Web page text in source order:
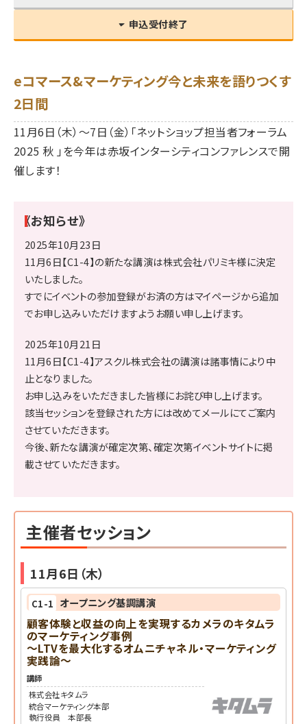
申込受付終了
eコマース&マーケティング今と未来を語りつくす
2日間
11月6日（木）～7日（金）「ネットショップ担当者フォーラム
2025 秋 」を今年は赤坂インターシティコンファレンスで開
催します！
《お知らせ》
2025年10月23日
11月6日【C1-4】の新たな講演は株式会社パリミキ様に決定
いたしました。
すでにイベントの参加登録がお済の方はマイページから追加
でお申し込みいただけますようお願い申し上げます。
2025年10月21日
11月6日【C1-4】アスクル株式会社の講演は諸事情により中
止となりました。
お申し込みをいただきました皆様にお詫び申し上げます。
該当セッションを登録された方には改めてメールにてご案内
させていただきます。
今後、新たな講演が確定次第、確定次第イベントサイトに掲
載させていただきます。
主催者セッション
11月6日（木）
C1-1 オープニング基調講演
顧客体験と収益の向上を実現するカメラのキタムラ
のマーケティング事例
～LTVを最大化するオムニチャネル・マーケティング
実践論～
講師
株式会社キタムラ
統合マーケティング本部
執行役員 本部長